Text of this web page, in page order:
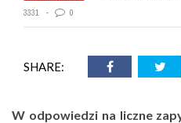
3331
0
SHARE:
W odpowiedzi na liczne